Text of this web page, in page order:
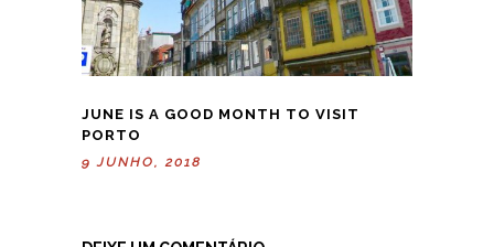
JUNE IS A GOOD MONTH TO VISIT
PORTO
9 JUNHO, 2018